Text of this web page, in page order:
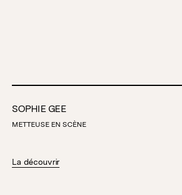
SOPHIE GEE
METTEUSE EN SCÈNE
La découvrir